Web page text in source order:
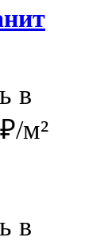
в
м²
в